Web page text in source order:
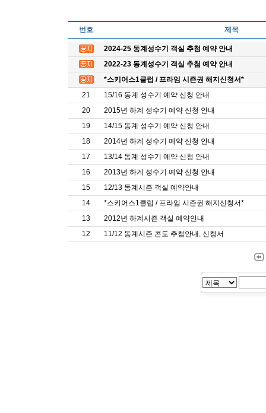
번호 제목
2024-25 동계성수기 객실 추첨 예약 안내
2022-23 동계성수기 객실 추첨 예약 안내
*스키어스1클럽 / 프라임 시즌권 해지신청서*
21
15/16 동계 성수기 예약 신청 안내
20
2015년 하계 성수기 예약 신청 안내
19
14/15 동계 성수기 예약 신청 안내
18
2014년 하계 성수기 예약 신청 안내
17
13/14 동계 성수기 예약 신청 안내
16
2013년 하계 성수기 예약 신청 안내
15
12/13 동계시즌 객실 예약안내
14
*스키어스1클럽 / 프라임 시즌권 해지신청서*
13
2012년 하계시즌 객실 예약안내
12
11/12 동계시즌 콘도 추첨안내, 신청서